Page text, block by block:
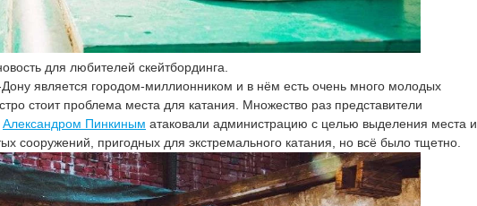
для любителей скейтбординга.
является городом-миллионником и в нём есть очень много молодых
стоит проблема места для катания. Множество раз представители
Александром Пинкиным атаковали администрацию с целью выделения места и
сооружений, пригодных для экстремального катания, но всё было тщетно.